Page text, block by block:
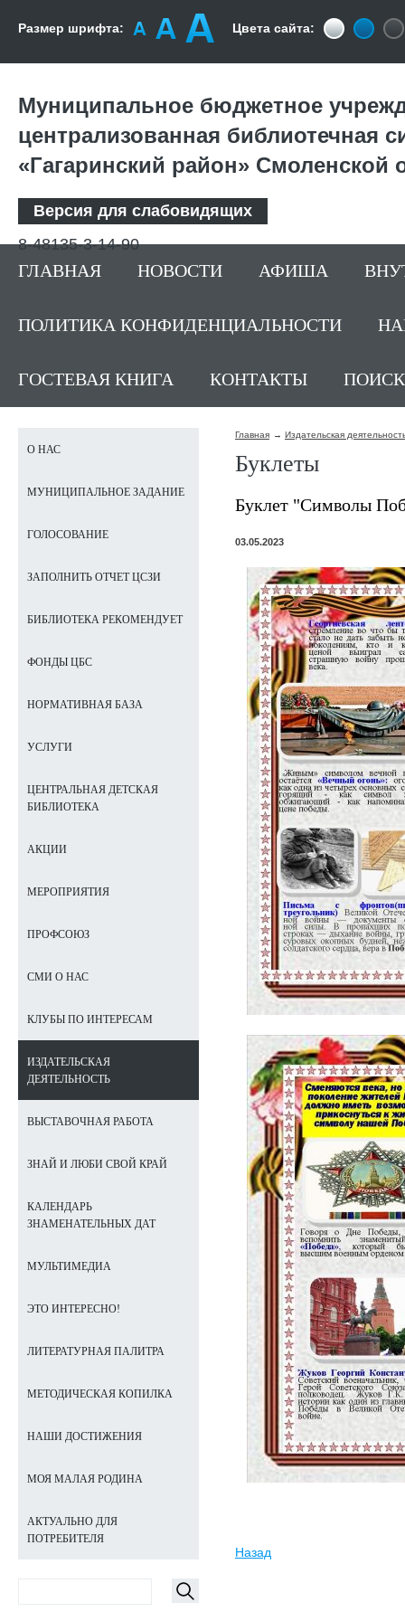
Размер шрифта: Цвета сайта:
Муниципальное бюджетное
централизованная библиотечная
«Гагаринский район» Смоленской
Версия для слабовидящих
8-48135-3-14-90
ГЛАВНАЯ НОВОСТИ АФИША
ПОЛИТИКА КОНФИДЕНЦИАЛЬНОСТИ
ГОСТЕВАЯ КНИГА КОНТАКТЫ ПОИСК
Главная Издательская
Буклеты
Буклет "Символы
03.05.2023
Назад
О НАС
МУНИЦИПАЛЬНОЕ ЗАДАНИЕ
ГОЛОСОВАНИЕ
ЗАПОЛНИТЬ ОТЧЕТ ЦСЗИ
БИБЛИОТЕКА РЕКОМЕНДУЕТ
ФОНДЫ ЦБС
НОРМАТИВНАЯ БАЗА
УСЛУГИ
ЦЕНТРАЛЬНАЯ ДЕТСКАЯ
БИБЛИОТЕКА
АКЦИИ
МЕРОПРИЯТИЯ
ПРОФСОЮЗ
СМИ О НАС
КЛУБЫ ПО ИНТЕРЕСАМ
ИЗДАТЕЛЬСКАЯ
ДЕЯТЕЛЬНОСТЬ
ВЫСТАВОЧНАЯ РАБОТА
ЗНАЙ И ЛЮБИ СВОЙ КРАЙ
КАЛЕНДАРЬ
ЗНАМЕНАТЕЛЬНЫХ ДАТ
МУЛЬТИМЕДИА
ЭТО ИНТЕРЕСНО!
ЛИТЕРАТУРНАЯ ПАЛИТРА
МЕТОДИЧЕСКАЯ КОПИЛКА
НАШИ ДОСТИЖЕНИЯ
МОЯ МАЛАЯ РОДИНА
АКТУАЛЬНО ДЛЯ
ПОТРЕБИТЕЛЯ